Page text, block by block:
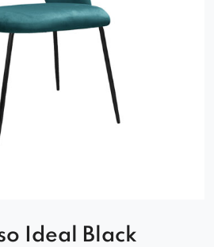
Ideal Black